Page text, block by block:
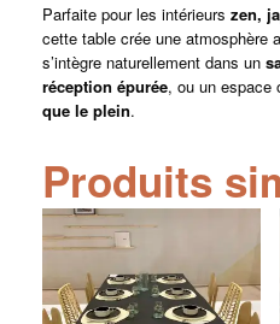
Parfaite pour les intérieurs zen,
cette table crée une atmosphère
s’intègre naturellement dans un
réception épurée, ou un espace
que le plein.
Produits